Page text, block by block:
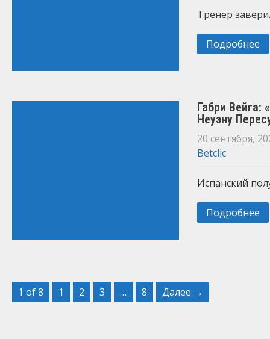
Тренер
Подробнее
Габри
Неуэну
20 сентября,
Betclic
Испанский
Подробнее
1 of 8 1 2 3 … 8 Далее →